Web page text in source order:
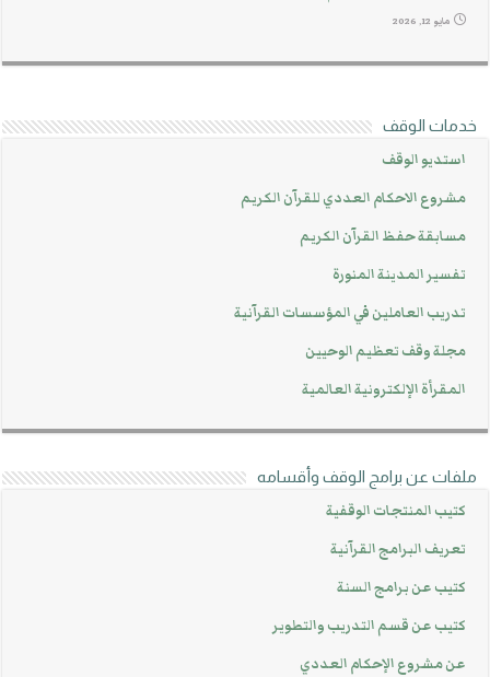
مايو 12, 2026
خدمات الوقف
استديو الوقف
مشروع الاحكام العددي للقرآن الكريم
مسابقة حفظ القرآن الكريم
تفسير المدينة المنورة
تدريب العاملين في المؤسسات القرآنية
مجلة وقف تعظيم الوحيين
المقرأة الإلكترونية العالمية
ملفات عن برامج الوقف وأقسامه
كتيب المنتجات الوقفية
تعريف البرامج القرآنية
كتيب عن برامج السنة
كتيب عن قسم التدريب والتطوير
عن مشروع الإحكام العددي